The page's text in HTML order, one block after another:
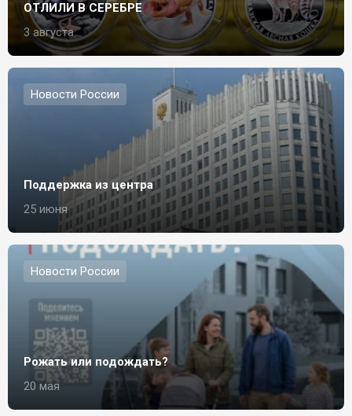
ОТЛИЛИ В СЕРЕБРЕ
3 августа
Новости России
Поддержка из центра
25 июня
Новости России
Рожать или подождать?
20 мая